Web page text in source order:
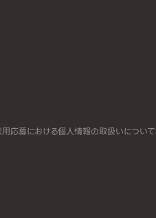
応募における個人情報の取扱いについて